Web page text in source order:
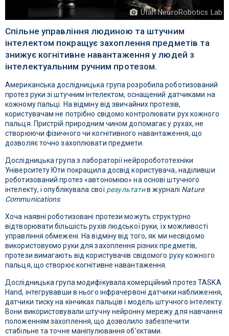
Utah NeuroRobotics Lab
Спільне управління людиною та штучним
інтелектом покращує захоплення предметів та
знижує когнітивне навантаження у людей з
інтелектуальним ручним протезом.
Американська дослідницька група розробила роботизований
протез руки зі штучним інтелектом, оснащений датчиками на
кожному пальці. На відміну від звичайних протезів,
користувачам не потрібно свідомо контролювати рух кожного
пальця. Пристрій природним чином допомагає у рухах, не
створюючи фізичного чи когнітивного навантаження, що
дозволяє точно захоплювати предмети.
Дослідницька група з лабораторії нейроробототехніки
Університету Юти покращила досвід користувача, наділивши
роботизований протез «автономією» на основі штучного
інтелекту, і опублікувала свої результатив журналі Nature
Communications.
Хоча наявні роботизовані протези можуть структурно
відтворювати більшість рухів людської руки, їх можливості
управління обмежені. На відміну від того, як ми несвідомо
використовуємо руки для захоплення різних предметів,
протези вимагають від користувачів свідомого руху кожного
пальця, що створює когнітивне навантаження.
Дослідницька група модифікувала комерційний протез TASKA
Hand, інтегрувавши в нього інфрачервоні датчики наближення,
датчики тиску на кінчиках пальців і модель штучного інтелекту.
Вони використовували штучну нейронну мережу для навчання
положенням захоплення, що дозволило забезпечити
стабільне та точне маніпулювання об'єктами.